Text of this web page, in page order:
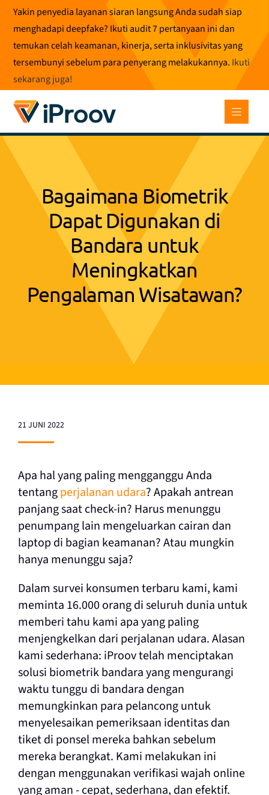
Loncat
konten
Yakin penyedia layanan siaran langsung Anda sudah siap
menghadapi deepfake? Ikuti audit 7 pertanyaan ini dan
temukan celah keamanan, kinerja, serta inklusivitas yang
tersembunyi sebelum para penyerang melakukannya. Ikuti
sekarang juga!
Bagaimana Biometrik
Dapat Digunakan di
Bandara untuk
Meningkatkan
Pengalaman Wisatawan?
21 JUNI 2022
Apa hal yang paling mengganggu Anda
tentangperjalanan udara? Apakah antrean
panjang saat check-in? Harus menunggu
penumpang lain mengeluarkan cairan dan
laptop di bagian keamanan? Atau mungkin
hanya menunggu saja?
Dalam survei konsumen terbaru kami, kami
meminta 16.000 orang di seluruh dunia untuk
memberi tahu kami apa yang paling
menjengkelkan dari perjalanan udara. Alasan
kami sederhana: iProov telah menciptakan
solusi biometrik bandarayang mengurangi
waktu tunggu di bandara dengan
memungkinkan para pelancong untuk
menyelesaikan pemeriksaan identitas dan
tiket di ponsel mereka bahkan sebelum
mereka berangkat. Kami melakukan ini
dengan menggunakanverifikasi wajah online
yang aman- cepat, sederhana, dan efektif.